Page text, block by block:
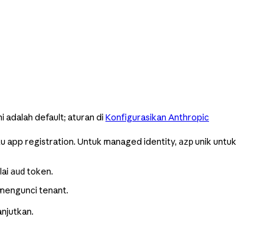
adalah default; aturan di Konfigurasikan Anthropic
app registration. Untuk managed identity, azpunik untuk
aud token.
tenant.